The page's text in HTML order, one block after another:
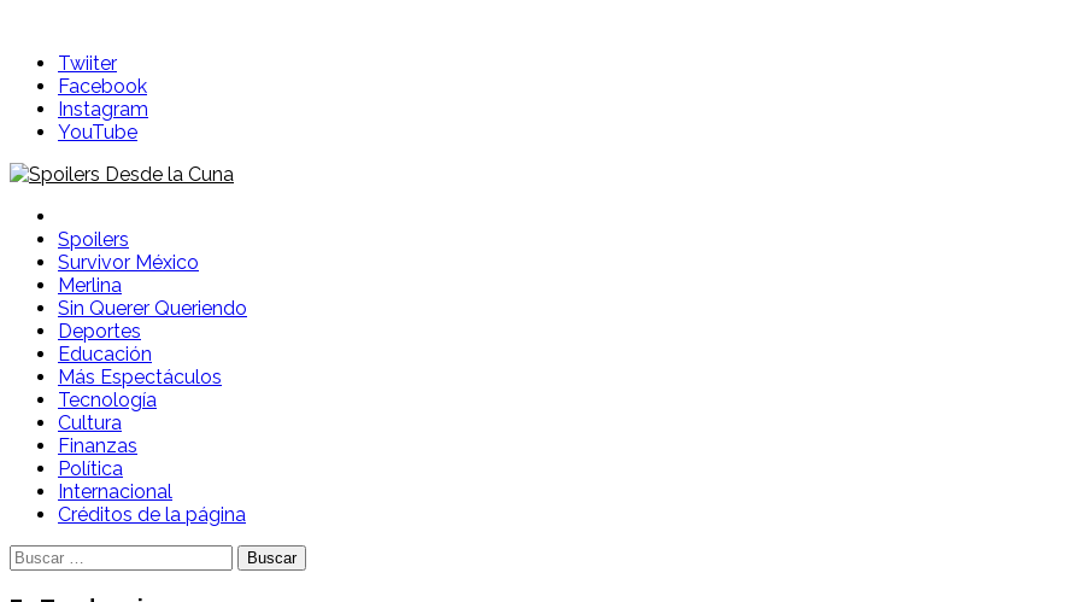
contentTwiiter
Facebook
Instagram
YouTube
Spoilers Desde la Cuna
Sitio con información sobre series, película, reality shows y telenovelas
Spoilers
Survivor México
Merlina
Sin Querer Queriendo
Deportes
Educación
Más Espectáculos
Tecnología
Cultura
Finanzas
Política
Internacional
Créditos de la página
Buscar: